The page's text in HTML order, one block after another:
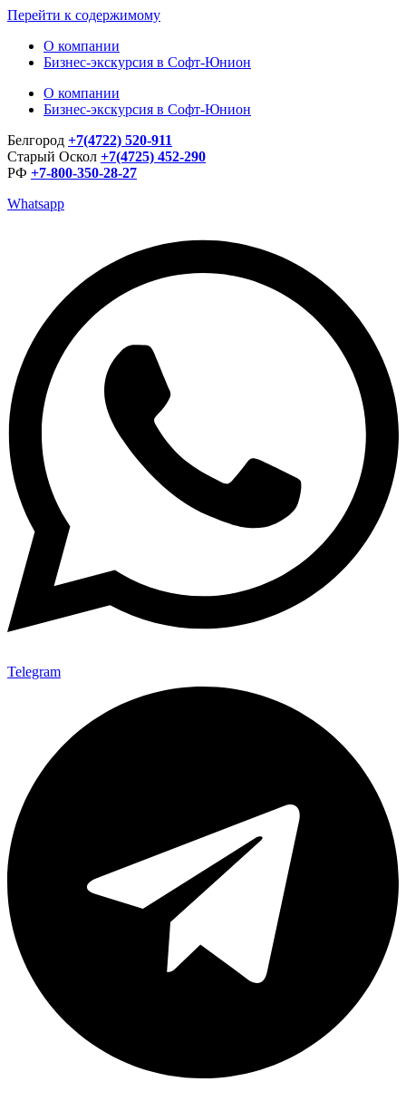
Перейти к содержимому
О компании
Бизнес-экскурсия в Софт-Юнион
О компании
Бизнес-экскурсия в Софт-Юнион
Белгород +7(4722) 520-911
Старый Оскол +7(4725) 452-290
РФ +7-800-350-28-27
Whatsapp
Telegram